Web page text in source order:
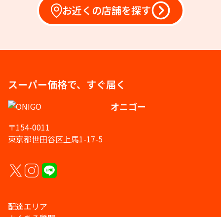
お近くの店舗を探す
スーパー価格で、すぐ届く
オニゴー
〒154-0011
東京都世田谷区上馬1-17-5
配達エリア